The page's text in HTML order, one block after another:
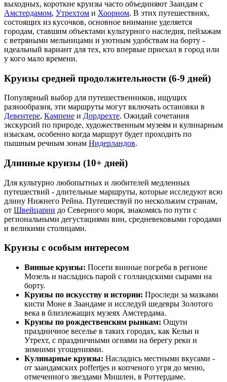
выходных, короткие круизы часто объединяют Заандам с
Амстердамом, Утрехтом и Хоорном. В этих путешествиях,
состоящих из кусочков, основное внимание уделяется
городам, ставшим объектами культурного наследия, пейзажам
с ветряными мельницами и уютным удобствам на борту -
идеальный вариант для тех, кто впервые приехал в город или
у кого мало времени.
Круизы средней продолжительности (6-9 дней)
Популярный выбор для путешественников, ищущих
разнообразия, эти маршруты могут включать остановки в
Девентере, Кампене и Дордрехте. Ожидай сочетания
экскурсий по природе, художественным музеям и кулинарным
изыскам, особенно когда маршрут будет проходить по
пышным речным зонам Нидерландов.
Длинные круизы (10+ дней)
Для культурно любопытных и любителей медленных
путешествий - длительные маршруты, которые исследуют всю
длину Нижнего Рейна. Путешествуй по нескольким странам,
от Швейцарии до Северного моря, знакомясь по пути с
региональными дегустациями вин, средневековыми городами
и великими столицами.
Круизы с особым интересом
Винные круизы: Посети винные погреба в регионе
Мозель и насладись парой с голландскими сырами на
борту.
Круизы по искусству и истории: Проследи за мазками
кисти Моне в Заандаме и исследуй шедевры Золотого
века в близлежащих музеях Амстердама.
Круизы по рождественским рынкам: Ощути
праздничное веселье в таких городах, как Кельн и
Утрехт, с праздничными огнями на берегу реки и
зимними угощениями.
Кулинарные круизы: Насладись местными вкусами -
от заандамских poffertjes и копченого угря до меню,
отмеченного звездами Мишлен, в Роттердаме.